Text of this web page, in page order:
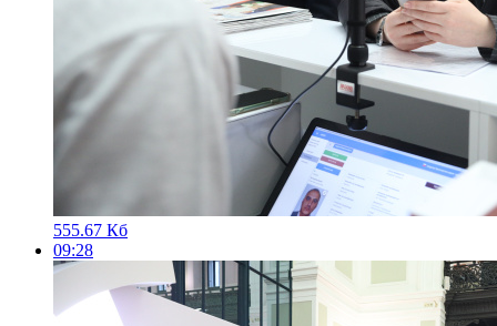
555.67 Кб
09:28